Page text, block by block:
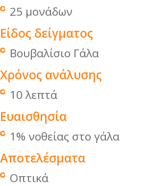
25 μονάδων
Είδος δείγματος
Βουβαλίσιο Γάλα
Χρόνος ανάλυσης
10 λεπτά
Ευαισθησία
1% νοθείας στο γάλα
Αποτελέσματα
Οπτικά